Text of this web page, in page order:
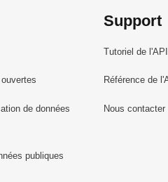
de données
publiques
Support
Tutoriel de l'API
Référence de
Nous contacter